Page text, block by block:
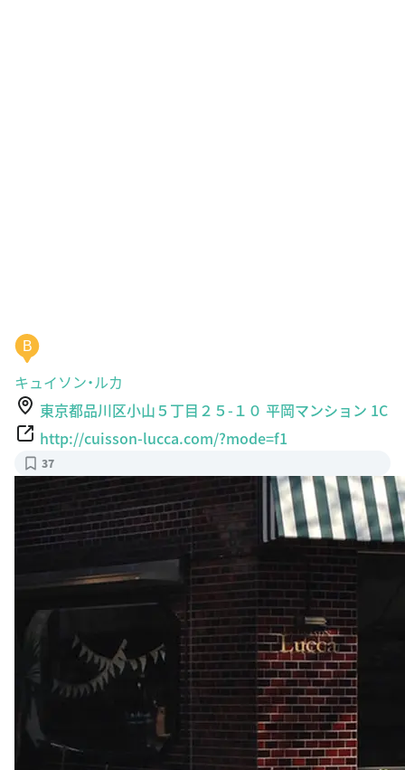
キュイソン・ルカ
東京都品川区小山５丁目２５-１０ 平岡マンション 1C
http://cuisson-lucca.com/?mode=f1
37